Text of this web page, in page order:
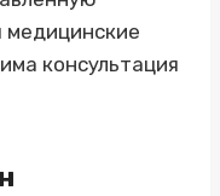
консультация